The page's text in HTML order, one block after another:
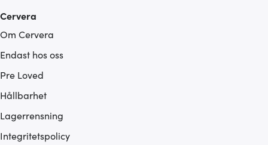
Cervera
Om Cervera
Endast hos oss
Pre Loved
Hållbarhet
Lagerrensning
Integritetspolicy